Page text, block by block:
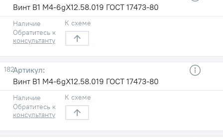
Винт В1 М4-6gХ12.58.019 ГОСТ 17473-80
Наличие
Обратитесь к
консультанту
К схеме
182
Винт В1 М4-6gХ12.58.019 ГОСТ 17473-80
Наличие
Обратитесь к
консультанту
К схеме